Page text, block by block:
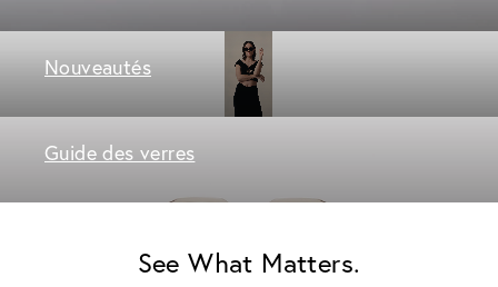
Nouveautés
Guide des verres
See What Matters.